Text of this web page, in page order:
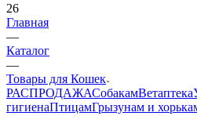
26
Главная
—
Каталог
—
Товары для Кошек
РАСПРОДАЖАСобакамВетаптека
гигиенаПтицамГрызунам и